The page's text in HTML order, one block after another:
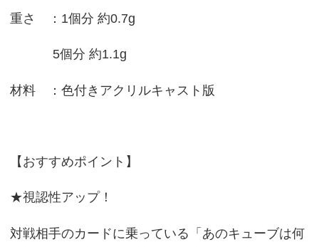
重さ ：1個分 約0.7g
5個分 約1.1g
材料 ：色付きアクリルキャスト版
【おすすめポイント】
★視認性アップ！
対戦相手のカードに乗っている「あのキューブは何